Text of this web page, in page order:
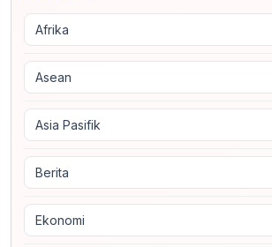
Afrika
Asean
Asia Pasifik
Berita
Ekonomi